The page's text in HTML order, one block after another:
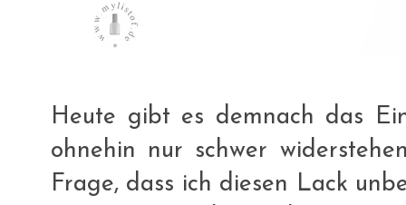
Heute gibt es demnach das
ohnehin nur schwer
Frage, dass ich diesen Lack